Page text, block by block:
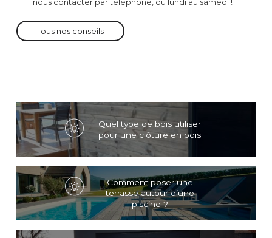
Tous nos conseils
Quel type de bois utiliser
pour une clôture en bois
Comment poser une
terrasse autour d’une
piscine ?